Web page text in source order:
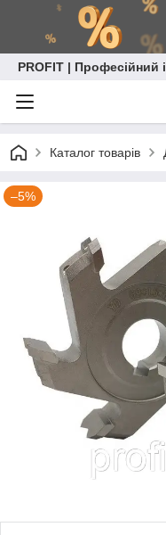
PROFIT | Професійний
Каталог товарів
–5%